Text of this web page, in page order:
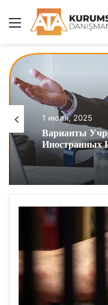
Menu
1 июля, 2025
Варианты
Иностранных